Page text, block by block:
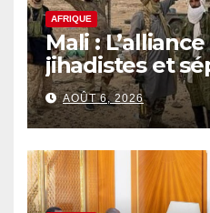
AFRIQUE
Mali :
jihadistes et
rebat les
de plus en
AOÛT 6, 2026